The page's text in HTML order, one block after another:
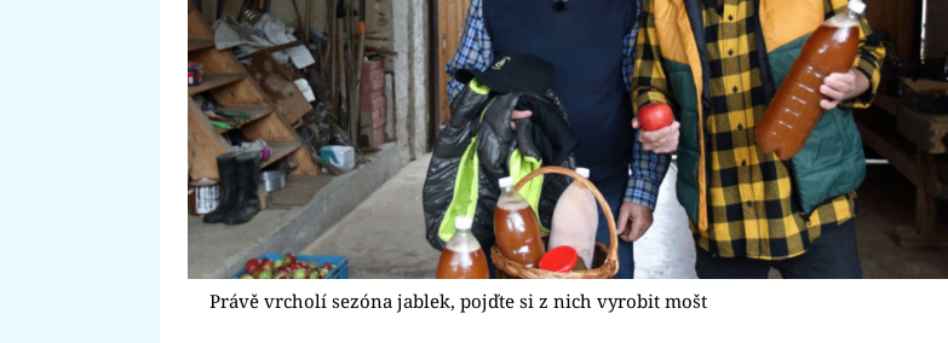
Právě vrcholí sezóna jablek, pojďte si z nich vyrobit mošt